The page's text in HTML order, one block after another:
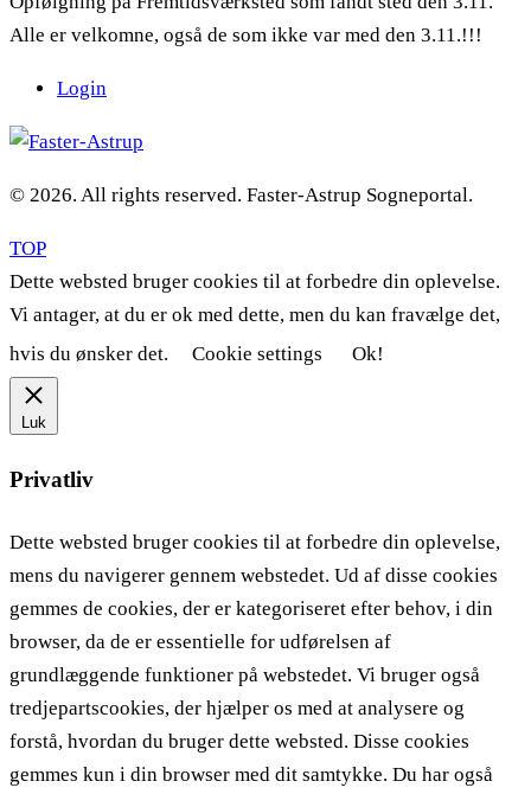
Alle er velkomne, også de som ikke var med den 3.11.!!!
Login
© 2026. All rights reserved. Faster-Astrup Sogneportal.
TOP
Dette websted bruger cookies til at forbedre din oplevelse.
Vi antager, at du er ok med dette, men du kan fravælge det,
hvis du ønsker det.
Cookie settings Ok!
Luk
Privatliv
Dette websted bruger cookies til at forbedre din oplevelse,
mens du navigerer gennem webstedet. Ud af disse cookies
gemmes de cookies, der er kategoriseret efter behov, i din
browser, da de er essentielle for udførelsen af ​​
grundlæggende funktioner på webstedet. Vi bruger også
tredjepartscookies, der hjælper os med at analysere og
forstå, hvordan du bruger dette websted. Disse cookies
gemmes kun i din browser med dit samtykke. Du har også